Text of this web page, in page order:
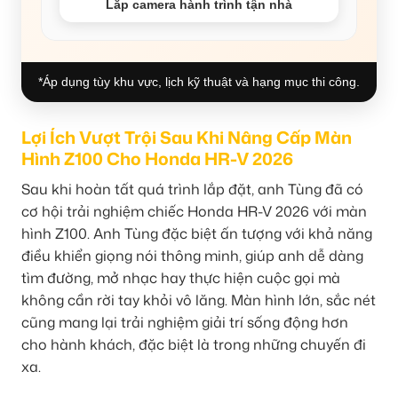
Lắp camera hành trình tận nhà
*Áp dụng tùy khu vực, lịch kỹ thuật và hạng mục thi công.
Lợi Ích Vượt Trội Sau Khi Nâng Cấp Màn
Hình Z100 Cho Honda HR-V 2026
Sau khi hoàn tất quá trình lắp đặt, anh Tùng đã có
cơ hội trải nghiệm chiếc Honda HR-V 2026 với màn
hình Z100. Anh Tùng đặc biệt ấn tượng với khả năng
điều khiển giọng nói thông minh, giúp anh dễ dàng
tìm đường, mở nhạc hay thực hiện cuộc gọi mà
không cần rời tay khỏi vô lăng. Màn hình lớn, sắc nét
cũng mang lại trải nghiệm giải trí sống động hơn
cho hành khách, đặc biệt là trong những chuyến đi
xa.